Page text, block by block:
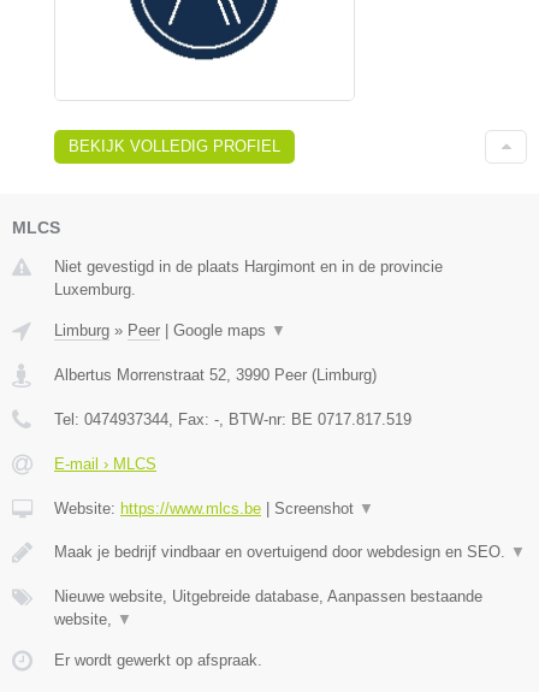
BEKIJK VOLLEDIG PROFIEL
MLCS
Niet gevestigd in de plaats Hargimont en in de provincie
Luxemburg.
Limburg » Peer Google maps ▼
Albertus Morrenstraat 52, 3990 Peer (Limburg)
Tel: 0474937344, Fax: -, BTW-nr: BE 0717.817.519
E-mail › MLCS
Website: https://www.mlcs.be Screenshot ▼
Maak je bedrijf vindbaar en overtuigend door webdesign en SEO. ▼
Nieuwe website, Uitgebreide database, Aanpassen bestaande
website, ▼
Er wordt gewerkt op afspraak.